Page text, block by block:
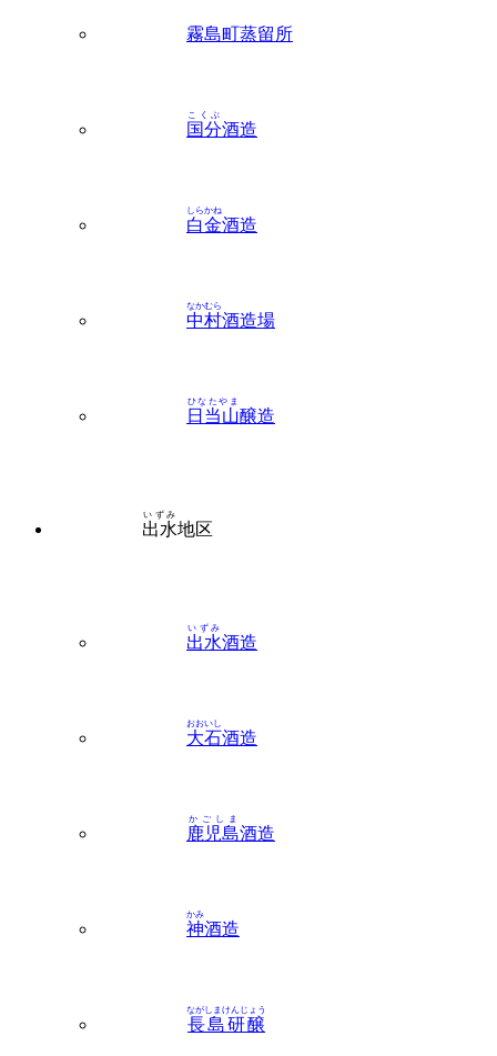
霧島町蒸留所
国分
こくぶ
酒造
白金
しらかね
酒造
中村
なかむら
酒造場
日当山
ひなたやま
醸造
出水
いずみ
地区
出水
いずみ
酒造
大石
おおいし
酒造
鹿児島
かごしま
酒造
神
かみ
酒造
長島研醸
ながしまけんじょう